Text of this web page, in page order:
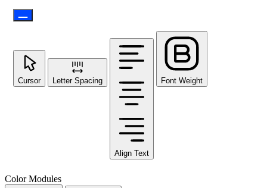
Cursor Letter Spacing
Align Text
Font Weight
Color Modules